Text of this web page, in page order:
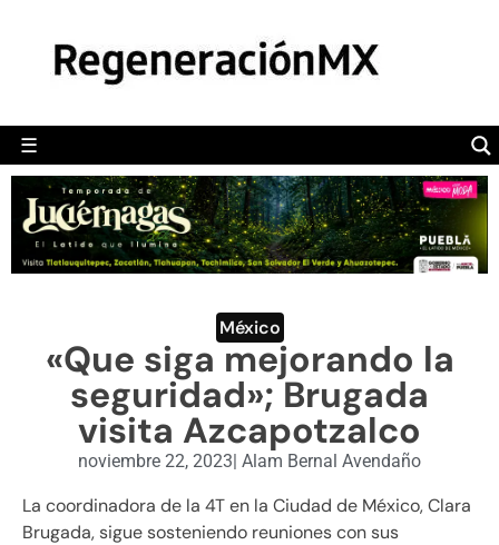
☰
POLÍTICA
CAMALEÓN
OPINIÓN
DEPORTES
ENGLISH SECTION
VIDEOS
México
«Que siga mejorando la
seguridad»; Brugada
visita Azcapotzalco
noviembre 22, 2023| Alam Bernal Avendaño
La coordinadora de la 4T en la Ciudad de México, Clara
Brugada, sigue sosteniendo reuniones con sus